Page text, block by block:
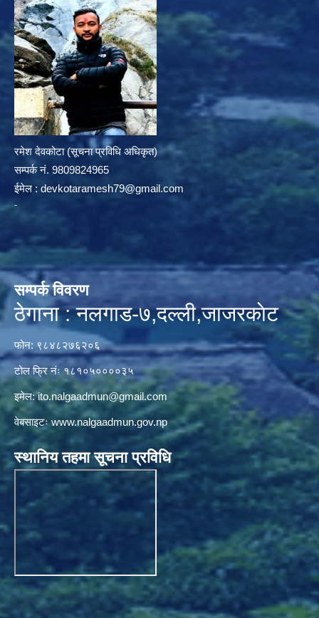
रमेश देवकोटा (सूचना प्रविधि अधिकृत)
सम्पर्क न‌ं. 9809824965
ईमेल : devkotaramesh79@gmail.com
सम्पर्क विवरण
ठेगाना : नलगाड-७,दल्ली,जाजरकाेट
फोन: ९८४८२७६२०६
टोल फ्रि नंः १८१०५००००३५
इमेल:ito.nalgaadmun@gmail.com
वेबसाइटःwww.nalgaadmun.gov.np
स्थानिय तहमा सूचना प्रविधि